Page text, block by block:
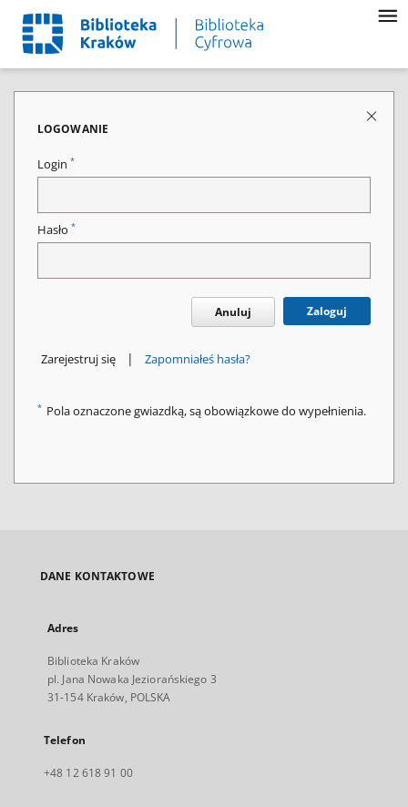
LOGOWANIE
Login *
Hasło *
Anuluj Zaloguj
Zarejestruj się | Zapomniałeś hasła?
* Pola oznaczone gwiazdką, są obowiązkowe do wypełnienia.
DANE KONTAKTOWE
Adres
Biblioteka Kraków
pl. Jana Nowaka Jeziorańskiego 3
31-154 Kraków, POLSKA
Telefon
+48 12 618 91 00